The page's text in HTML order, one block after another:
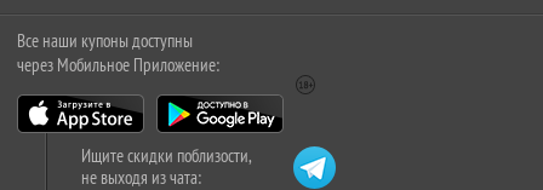
Все наши купоны доступны
через Мобильное Приложение:
Ищите скидки поблизости,
не выходя из чата: